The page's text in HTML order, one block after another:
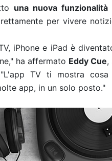
una nuova
per vivere
iPhone e iPad è
ha affermato Eddy Cue,
TV ti mostra
app, in un solo posto."